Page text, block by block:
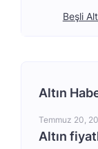
Beşli
Altın
Temmuz 20,
Altın